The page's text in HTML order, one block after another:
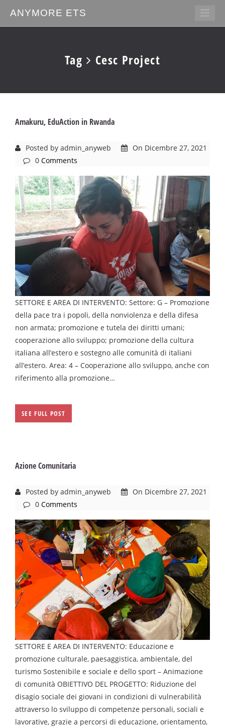
ANYMORE ETS
Tag Cesc Project
Amakuru, EduAction in Rwanda
Posted by admin_anyweb
On Dicembre 27, 2021
0 Comments
SETTORE E AREA DI INTERVENTO: Settore: G – Promozione
della pace tra i popoli, della nonviolenza e della difesa
non armata; promozione e tutela dei diritti umani;
cooperazione allo sviluppo; promozione della cultura
italiana all’estero e sostegno alle comunità di italiani
all’estero. Area: 4 – Cooperazione allo sviluppo, anche con
riferimento alla promozione…
SEE FULL POST
Azione Comunitaria
Posted by admin_anyweb
On Dicembre 27, 2021
0 Comments
SETTORE E AREA DI INTERVENTO: Educazione e
promozione culturale, paesaggistica, ambientale, del
turismo Sostenibile e sociale e dello sport – Animazione
di comunità OBIETTIVO DEL PROGETTO: Riduzione del
disagio sociale dei giovani in condizioni di vulnerabilità
attraverso lo sviluppo di competenze personali, sociali e
lavorative, grazie a percorsi di educazione, orientamento,